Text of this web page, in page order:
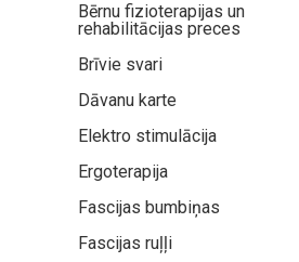
Bērnu fizioterapijas un
rehabilitācijas preces
Brīvie svari
Dāvanu karte
Elektro stimulācija
Ergoterapija
Fascijas bumbiņas
Fascijas ruļļi